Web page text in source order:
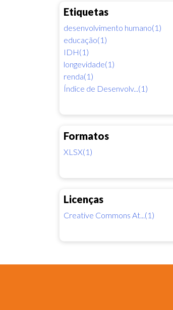
Etiquetas
desenvolvimento humano(1)
educação(1)
IDH(1)
longevidade(1)
renda(1)
Índice de Desenvolv...(1)
Formatos
XLSX(1)
Licenças
Creative Commons At...(1)